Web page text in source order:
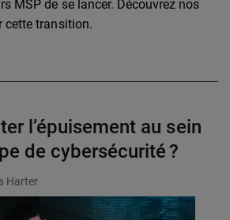
MSP de se lancer. Découvrez nos
cette transition.
l’épuisement au sein
de cybersécurité ?
Harter